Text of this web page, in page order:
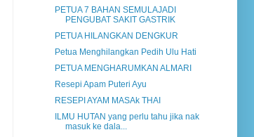
PETUA 7 BAHAN SEMULAJADI
PENGUBAT SAKIT GASTRIK
PETUA HILANGKAN DENGKUR
Petua Menghilangkan Pedih Ulu Hati
PETUA MENGHARUMKAN ALMARI
Resepi Apam Puteri Ayu
RESEPI AYAM MASAk THAI
ILMU HUTAN yang perlu tahu jika nak
masuk ke dala...